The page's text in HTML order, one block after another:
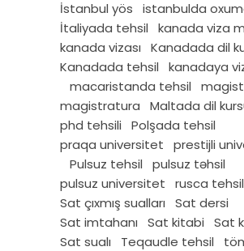
İstanbul yös
istanbulda
İtaliyada tehsil
kanada viza
kanada vizası
Kanadada dil
Kanadada tehsil
kanadaya
macaristanda tehsil
magistratura
Maltada dil
phd tehsili
Polşada tehsil
praqa universitet
prestijli
Pulsuz tehsil
pulsuz təhsil
pulsuz universitet
rusca tehsil
Sat çıxmış sualları
Sat dersi
Sat imtahanı
Sat kitabi
Sat
Sat sualı
Teqaudle tehsil